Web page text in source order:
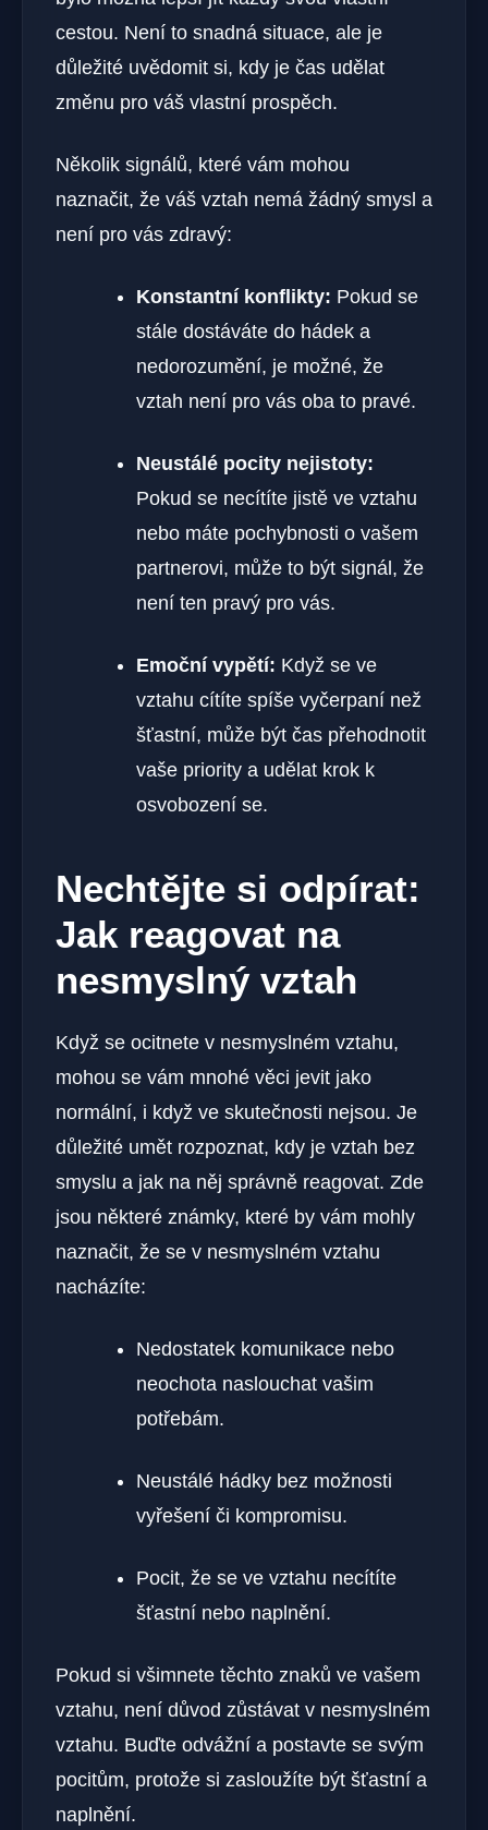
cestou. Není to snadná situace, ale je
důležité uvědomit si, kdy je čas udělat
změnu pro váš vlastní prospěch.
Několik signálů, které vám mohou
naznačit, že váš vztah nemá žádný smysl a
není pro vás zdravý:
Konstantní konflikty: Pokud se
stále dostáváte do hádek a
nedorozumění, je možné, že
vztah není pro vás oba to pravé.
Neustálé pocity nejistoty:
Pokud se necítíte jistě ve vztahu
nebo máte pochybnosti o vašem
partnerovi, může to být signál, že
není ten pravý pro vás.
Emoční vypětí: Když se ve
vztahu cítíte spíše vyčerpaní než
šťastní, může být čas přehodnotit
vaše priority a udělat krok k
osvobození se.
Nechtějte si odpírat:
Jak reagovat na
nesmyslný vztah
Když se ocitnete v nesmyslném vztahu,
mohou se vám mnohé věci jevit jako
normální, i když ve skutečnosti nejsou. Je
důležité umět rozpoznat, kdy je vztah bez
smyslu a jak na něj správně reagovat. Zde
jsou některé známky, které by vám mohly
naznačit, že se v nesmyslném vztahu
nacházíte:
Nedostatek komunikace nebo
neochota naslouchat vašim
potřebám.
Neustálé hádky bez možnosti
vyřešení či kompromisu.
Pocit, že se ve vztahu necítíte
šťastní nebo naplnění.
Pokud si všimnete těchto znaků ve vašem
vztahu, není důvod zůstávat v nesmyslném
vztahu. Buďte odvážní a postavte se svým
pocitům, protože si zasloužíte být šťastní a
naplnění.